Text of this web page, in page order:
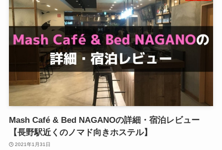
Mash Café & Bed NAGANOの詳細・宿泊レビュー
【長野駅近くのノマド向きホステル】
2021年1月31日